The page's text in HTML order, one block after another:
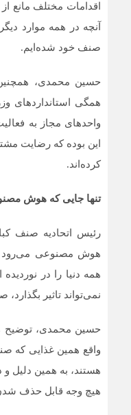
اقدامات مختلف مانع
آنچه در همه موارد
صنف خود شده‌ایم.
حسین محمدی،
همگی استانداردهای
واحدهای مجاز به
این بوده که رضایت
کرده‌اند.
تنها جایی که هوش
رئیس اتحادیه صنف
هوش مصنوعی می‌رود
همه دنیا را در
نمی‌تواند تاثیر
حسین محمدی، توضیح
واقع همین غذایی که
هستند، به همین دلیل و
هیچ وجه قابل حذف